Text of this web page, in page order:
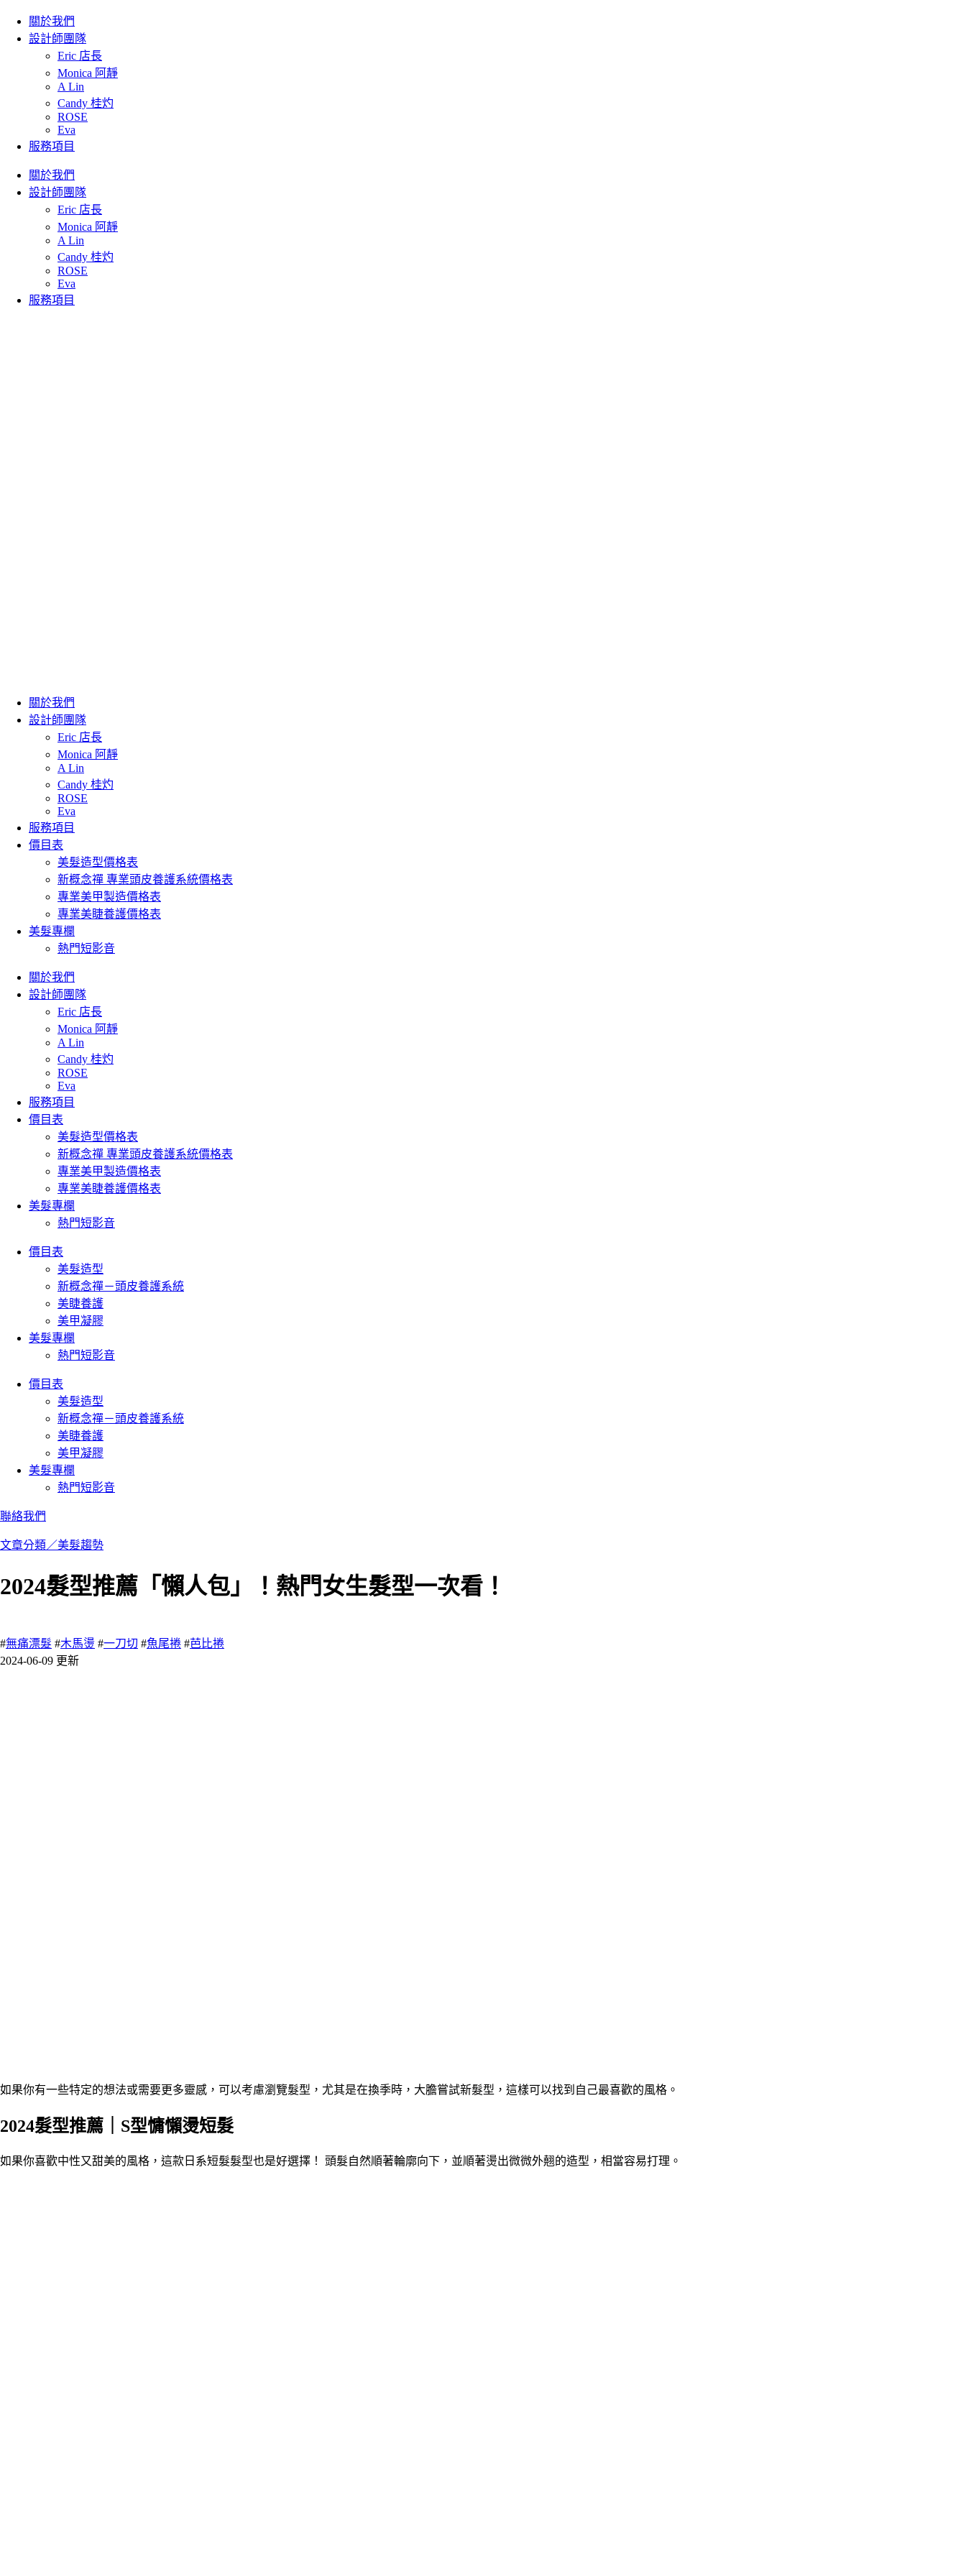
關於我們
設計師團隊
Eric 店長
Monica 阿靜
A Lin
Candy 桂灼
ROSE
Eva
服務項目
關於我們
設計師團隊
Eric 店長
Monica 阿靜
A Lin
Candy 桂灼
ROSE
Eva
服務項目
關於我們
設計師團隊
Eric 店長
Monica 阿靜
A Lin
Candy 桂灼
ROSE
Eva
服務項目
價目表
美髮造型價格表
新概念禪 專業頭皮養護系統價格表
專業美甲製造價格表
專業美睫養護價格表
美髮專欄
熱門短影音
關於我們
設計師團隊
Eric 店長
Monica 阿靜
A Lin
Candy 桂灼
ROSE
Eva
服務項目
價目表
美髮造型價格表
新概念禪 專業頭皮養護系統價格表
專業美甲製造價格表
專業美睫養護價格表
美髮專欄
熱門短影音
價目表
美髮造型
新概念禪－頭皮養護系統
美睫養護
美甲凝膠
美髮專欄
熱門短影音
價目表
美髮造型
新概念禪－頭皮養護系統
美睫養護
美甲凝膠
美髮專欄
熱門短影音
聯絡我們
文章分類／美髮趨勢
2024髮型推薦「懶人包」！熱門女生髮型一次看！
#無痛漂髮 #木馬燙 #一刀切 #魚尾捲 #芭比捲
2024-06-09 更新
如果你有一些特定的想法或需要更多靈感，可以考慮瀏覽髮型，尤其是在換季時，大膽嘗試新髮型，這樣可以找到自己最喜歡的風格。
2024髮型推薦｜ S型慵懶燙短髮
如果你喜歡中性又甜美的風格，這款日系短髮髮型也是好選擇！ 頭髮自然順著輪廓向下，並順著燙出微微外翹的造型，相當容易打理。